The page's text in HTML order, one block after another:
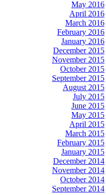
May 2016
April 2016
March 2016
February 2016
January 2016
December 2015
November 2015
October 2015
September 2015
August 2015
July 2015
June 2015
May 2015
April 2015
March 2015
February 2015
January 2015
December 2014
November 2014
October 2014
September 2014